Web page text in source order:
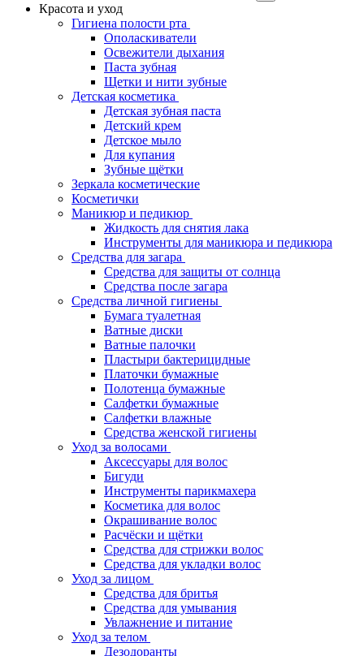
Красота и уход
Гигиена полости рта
Ополаскиватели
Освежители дыхания
Паста зубная
Щетки и нити зубные
Детская косметика
Детская зубная паста
Детский крем
Детское мыло
Для купания
Зубные щётки
Зеркала косметические
Косметички
Маникюр и педикюр
Жидкость для снятия лака
Инструменты для маникюра и педикюра
Средства для загара
Средства для защиты от солнца
Средства после загара
Средства личной гигиены
Бумага туалетная
Ватные диски
Ватные палочки
Пластыри бактерицидные
Платочки бумажные
Полотенца бумажные
Салфетки бумажные
Салфетки влажные
Средства женской гигиены
Уход за волосами
Аксессуары для волос
Бигуди
Инструменты парикмахера
Косметика для волос
Окрашивание волос
Расчёски и щётки
Средства для стрижки волос
Средства для укладки волос
Уход за лицом
Средства для бритья
Средства для умывания
Увлажнение и питание
Уход за телом
Дезодоранты